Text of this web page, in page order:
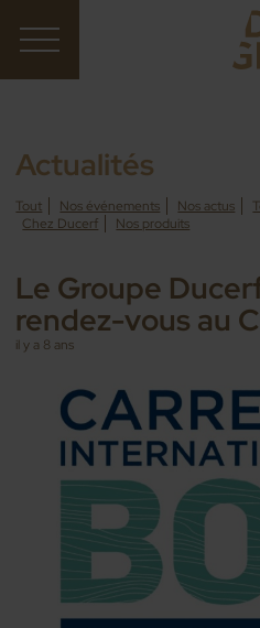
Actualités
Tout Nos événements Nos actus
Chez Ducerf
Nos produits
Le Groupe
rendez-vous au
il y a 8 ans